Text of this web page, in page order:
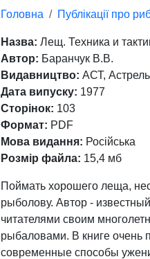
Головна Публікації про
Назва: Лещ. Техника и
Автор: Баранчук В.В.
Видавництво: АСТ, Астрель
Дата випуску: 1977
Сторінок: 103
Формат: PDF
Мова видання: Російська
Розмір файла: 15,4 мб
Поймать хорошего леща,
рыболову. Автор -
читателями своим
рыбаловами. В книге очень
современные способы